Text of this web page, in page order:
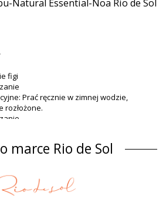
Natural Essential-Noa Rio de Sol
figi
Prać ręcznie w zimnej wodzie,
rozłożone.
Sol SPRING
16% Elastane - OEKO-TEX - Chlorine
16% Elastane - Oeko-Tex
marce Rio de Sol